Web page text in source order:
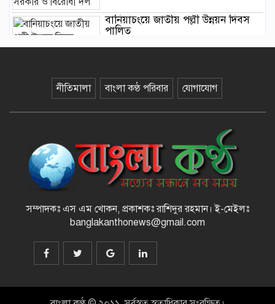
বানিয়াচংয়ে জাতীয় পল্লী উন্নয়ন দিবস
পালিত
৩৫৭ টাকা
আনতে প্রশাসনের তদারকি, ভক্তদের
মাঝে স্বস্তি
বেনজীরকে দ্রুত দেশে ফেরানোর প্রক্রিয়া
চলছে : স্বরাষ্ট্রমন্ত্রী
নীতিমালা বাংলা কণ্ঠ পরিবার যোগাযোগ
সম্পাদকঃ এস এম খোকন, প্রকাশকঃ রাশিদুর রহমান। ই-মেইলঃ
banglakanthonews@gmail.com